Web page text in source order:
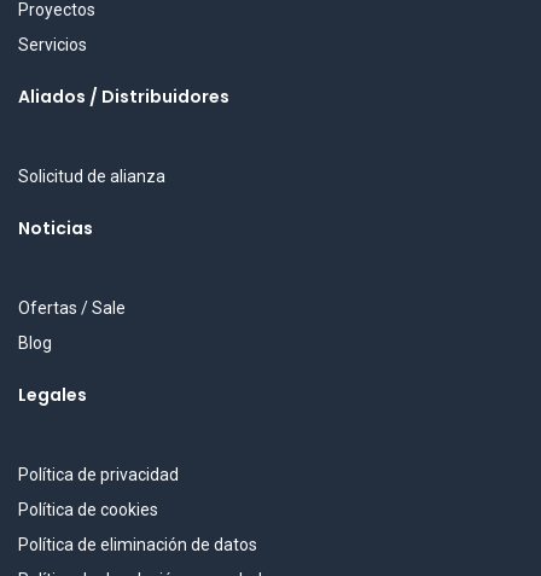
Proyectos
Servicios
Aliados / Distribuidores
Solicitud de alianza
Noticias
Ofertas / Sale
Blog
Legales
Política de privacidad
Política de cookies
Política de eliminación de datos